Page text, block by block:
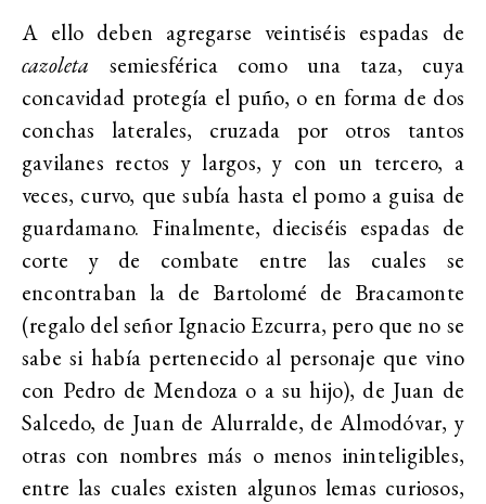
A ello deben agregarse veintiséis espadas de
cazoleta semiesférica como una taza, cuya
concavidad protegía el puño, o en forma de dos
conchas laterales, cruzada por otros tantos
gavilanes rectos y largos, y con un tercero, a
veces, curvo, que subía hasta el pomo a guisa de
guardamano. Finalmente, dieciséis espadas de
corte y de combate entre las cuales se
encontraban la de Bartolomé de Bracamonte
(regalo del señor Ignacio Ezcurra, pero que no se
sabe si había pertenecido al personaje que vino
con Pedro de Mendoza o a su hijo), de Juan de
Salcedo, de Juan de Alurralde, de Almodóvar, y
otras con nombres más o menos ininteligibles,
entre las cuales existen algunos lemas curiosos,